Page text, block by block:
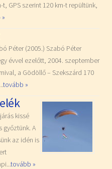
GPS szerint 120 km-t repültünk,
Péter (2005.) Szabó Péter
évvel ezelőtt, 2004. szeptember
a Gödöllő – Szekszárd 170
tovább »
kissé
győztünk. A
az idén is
tovább »